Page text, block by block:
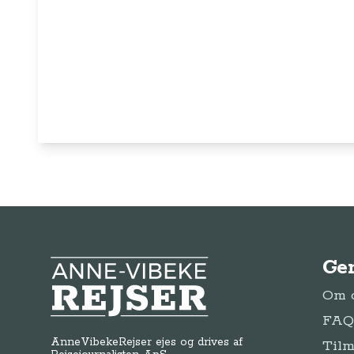
Anne-Vibeke Rejser
AnneVibekeRejser ejes og drives af
Om